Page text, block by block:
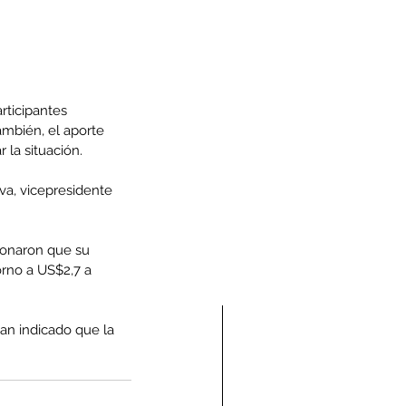
el aporte
la situación.
vicepresidente
que su
a US$2,7 a
indicado que la